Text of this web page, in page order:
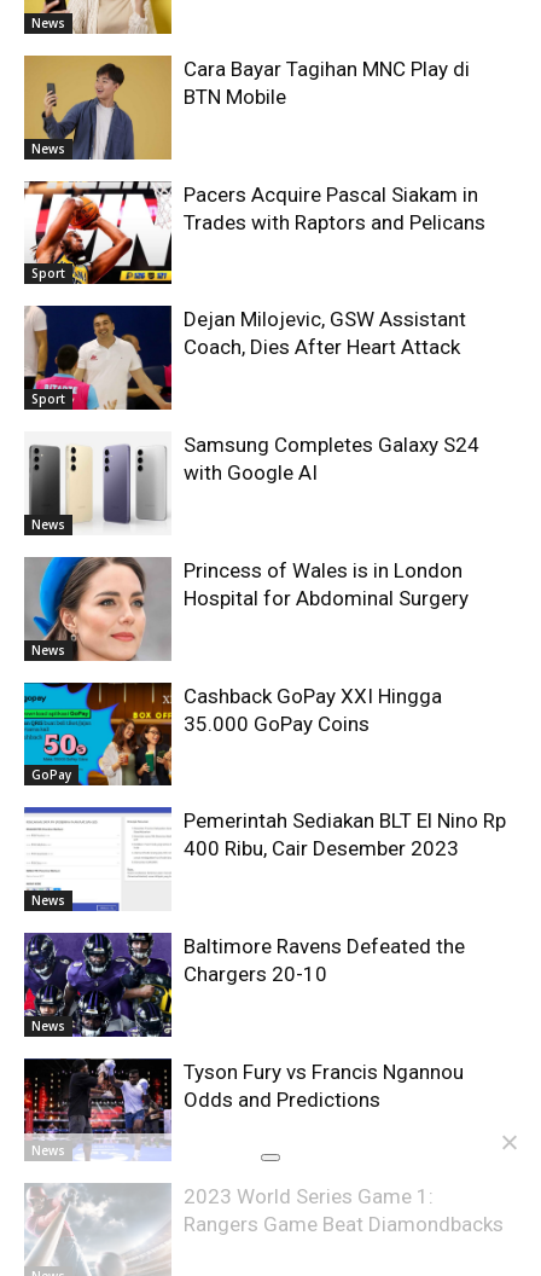
News
News
Cara Bayar Tagihan MNC Play di
BTN Mobile
Sport
Pacers Acquire Pascal Siakam in
Trades with Raptors and Pelicans
Sport
Dejan Milojevic, GSW Assistant
Coach, Dies After Heart Attack
News
Samsung Completes Galaxy S24
with Google AI
News
Princess of Wales is in London
Hospital for Abdominal Surgery
GoPay
Cashback GoPay XXI Hingga
35.000 GoPay Coins
News
Pemerintah Sediakan BLT El Nino Rp
400 Ribu, Cair Desember 2023
News
Baltimore Ravens Defeated the
Chargers 20-10
News
Tyson Fury vs Francis Ngannou
Odds and Predictions
2023 World Series Game 1:
Rangers Game Beat Diamondbacks